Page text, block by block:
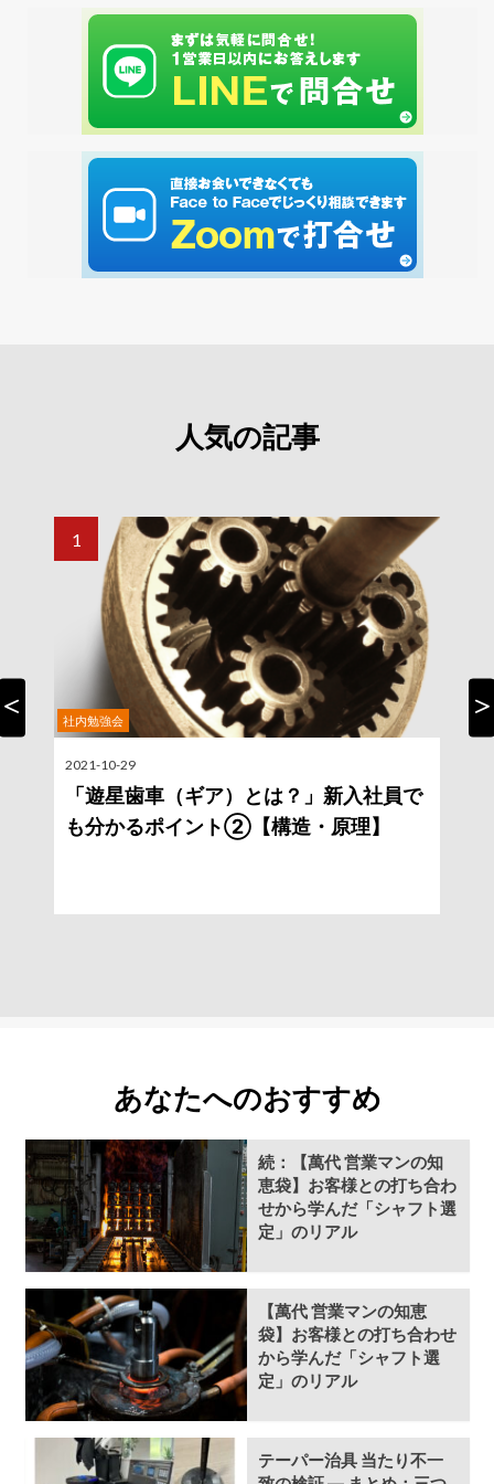
人気の記事
社内勉強会
2021-10-29
「遊星歯車（ギア）とは？」新入社員で
も分かるポイント②【構造・原理】
あなたへのおすすめ
続：【萬代 営業マンの知
恵袋】お客様との打ち合わ
せから学んだ「シャフト選
定」のリアル
【萬代 営業マンの知恵
袋】お客様との打ち合わせ
から学んだ「シャフト選
定」のリアル
テーパー治具 当たり不一